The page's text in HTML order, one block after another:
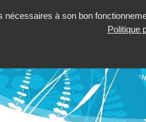
nécessaires à son bon
Politique